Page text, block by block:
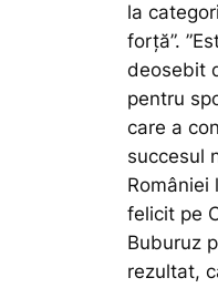
la
forță”.
deosebit
pentru
care a
succesul
României
felicit pe
Buburuz
rezultat,